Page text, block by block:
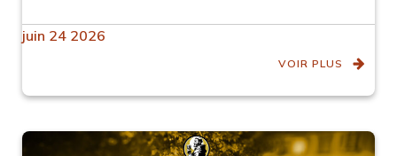
juin 24 2026
VOIR PLUS